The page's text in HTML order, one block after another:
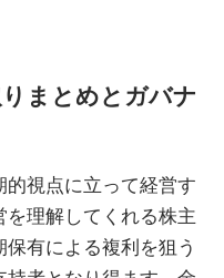
まとめとガバナ
視点に立って経営す
を理解してくれる株主
有による複利を狙う